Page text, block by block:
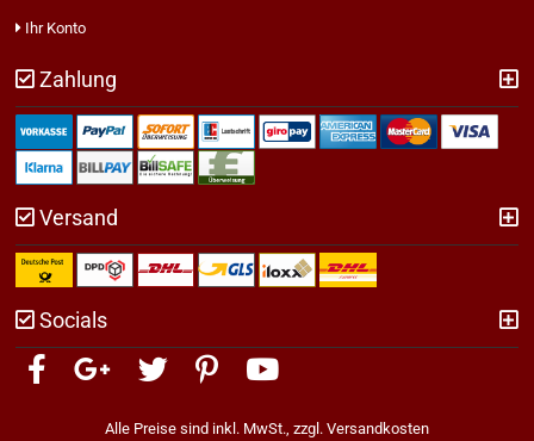
Ihr Konto
Zahlung
Versand
Socials
Alle Preise sind inkl. MwSt., zzgl. Versandkosten